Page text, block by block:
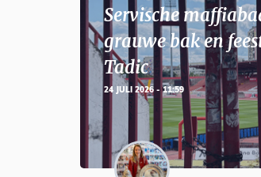
Servische
grauwe bak en
Tadic
24 JULI 2026 - 11:59